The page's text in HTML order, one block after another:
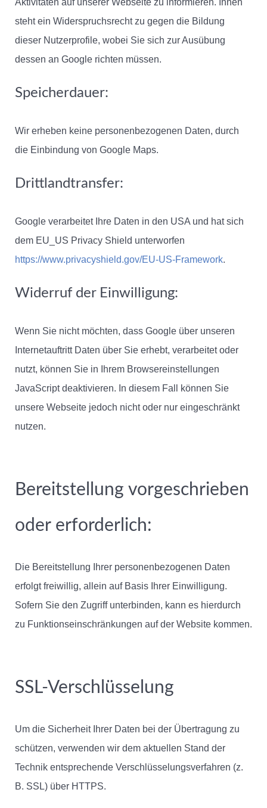
steht ein Widerspruchsrecht zu gegen die Bildung
dieser Nutzerprofile, wobei Sie sich zur Ausübung
dessen an Google richten müssen.
Speicherdauer:
Wir erheben keine personenbezogenen Daten, durch
die Einbindung von Google Maps.
Drittlandtransfer:
Google verarbeitet Ihre Daten in den USA und hat sich
dem EU_US Privacy Shield unterworfen
https://www.privacyshield.gov/EU-US-Framework.
Widerruf der Einwilligung:
Wenn Sie nicht möchten, dass Google über unseren
Internetauftritt Daten über Sie erhebt, verarbeitet oder
nutzt, können Sie in Ihrem Browsereinstellungen
JavaScript deaktivieren. In diesem Fall können Sie
unsere Webseite jedoch nicht oder nur eingeschränkt
nutzen.
Bereitstellung vorgeschrieben
oder erforderlich:
Die Bereitstellung Ihrer personenbezogenen Daten
erfolgt freiwillig, allein auf Basis Ihrer Einwilligung.
Sofern Sie den Zugriff unterbinden, kann es hierdurch
zu Funktionseinschränkungen auf der Website kommen.
SSL-Verschlüsselung
Um die Sicherheit Ihrer Daten bei der Übertragung zu
schützen, verwenden wir dem aktuellen Stand der
Technik entsprechende Verschlüsselungsverfahren (z.
B. SSL) über HTTPS.